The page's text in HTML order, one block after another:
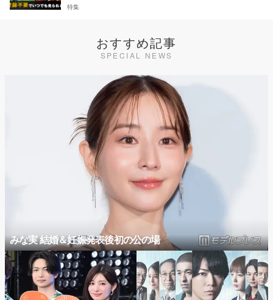
特集
おすすめ記事
SPECIAL NEWS
みな実 結婚＆妊娠発表後初の公の場